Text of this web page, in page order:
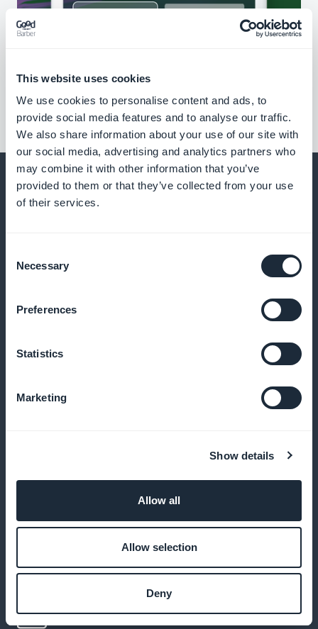
This website uses cookies
We use cookies to personalise content and ads, to
provide social media features and to analyse our traffic.
We also share information about your use of our site with
our social media, advertising and analytics partners who
may combine it with other information that you’ve
provided to them or that they’ve collected from your use
of their services.
Selection
Necessary
Preferences
Statistics
Marketing
Show details
Allow all
Allow selection
Deny
Analizzare l'utilizzo della vostra app con
Inviare notifiche mirate sugli sviluppi
legali
Notificare ai clienti gli articoli chiave o le scadenze